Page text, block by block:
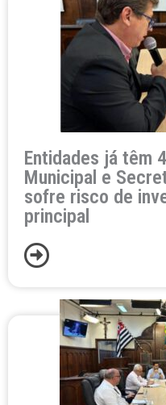
Entidades já têm
Municipal e
sofre risco de
principal